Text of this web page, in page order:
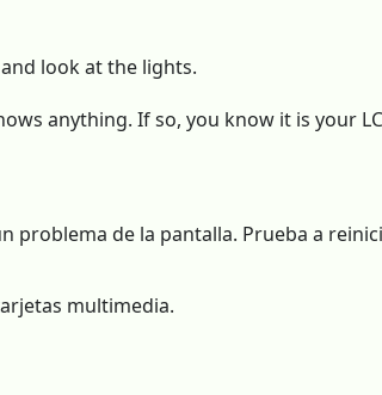
look at the lights.
anything. If so, you know it is your
problema de la pantalla. Prueba a
multimedia.